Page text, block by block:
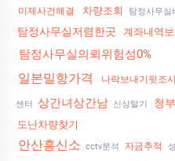
미제사건해결 차량조회 탐정사무실
탐정사무실저렴한곳 계좌내역보
탐정사무실의뢰위험성0%
일본밀항가격 나락보내기뒷조
센터 상간녀상간남 신상털기 청
도난차량찾기
안산흥신소 cctv분석 자금추적